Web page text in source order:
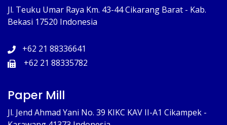
Jl. Teuku Umar Raya Km. 43-44 Cikarang Barat - Kab.
Bekasi 17520 Indonesia
+62 21 88336641
+62 21 88335782
Paper Mill
Jl. Jend Ahmad Yani No. 39 KIKC KAV II-A1 Cikampek -